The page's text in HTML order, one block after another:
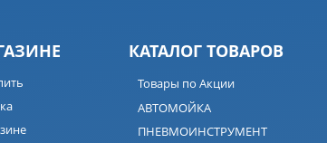
КАТАЛОГ ТОВАРОВ
Товары по Акции
АВТОМОЙКА
ПНЕВМОИНСТРУМЕНТ